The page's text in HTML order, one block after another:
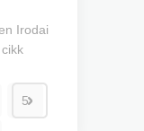
Irodai
5